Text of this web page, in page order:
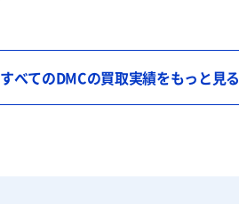
すべてのDMCの買取実績をもっと見る